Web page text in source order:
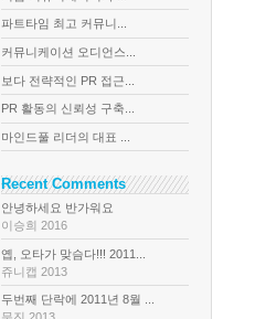
파트타임 최고 커뮤니...
커뮤니케이션 오디언스...
보다 전략적인 PR 접근...
PR 활동의 신뢰성 구축...
마인드풀 리더의 대표 ...
Recent Comments
안녕하세요 반가워요
이승희 2016
옙, 오타가 맞슴다!!! 2011...
쥬니캡 2013
두번째 단락에 2011년 8월 ...